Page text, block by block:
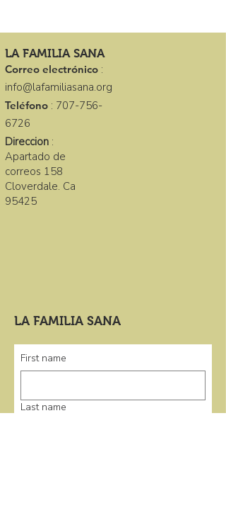
LA FAMILIA SANA
Correo electrónico :
info@lafamiliasana.org
Teléfono : 707-756-
6726
LA FAMILIA SANA
First name
Last name
Direccion :
Apartado de
correos 158
Cloverdale. Ca
95425